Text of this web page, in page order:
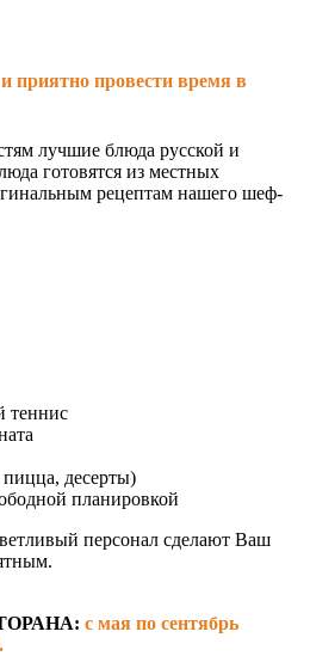
приятно провести время в
лучшие блюда русской и
готовятся из местных
рецептам нашего шеф-
теннис
пицца, десерты)
планировкой
персонал сделают Ваш
с мая по сентябрь